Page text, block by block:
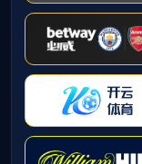
当前位置:首页
2025年防范
日期：2025年09月17日
点击：